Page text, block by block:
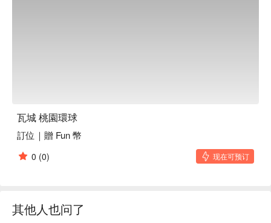
🍽️ 口碑必點
【素炒空心菜】蔬菜脆嫩，蒜香爽口
【素炒高麗菜】高麗菜清甜，口感爽脆
🥤 特色飲品
瓦城 桃園環球
訂位｜贈 Fun 幣
0 (0) 现在可预订
其他人也问了